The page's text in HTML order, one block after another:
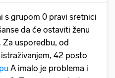
s grupom 0 pravi sretnici
da će ostaviti ženu
Za usporedbu, od
42 posto
A imalo je problema i